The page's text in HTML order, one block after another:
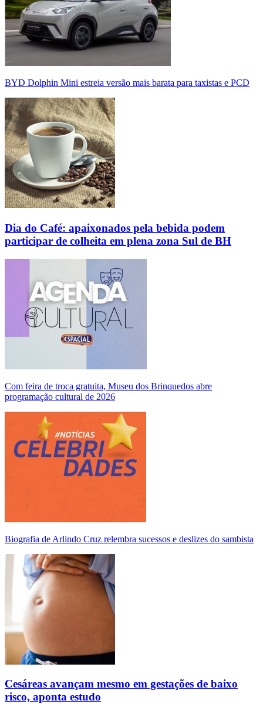
BYD Dolphin Mini estreia versão mais barata para taxistas e PCD
Dia do Café: apaixonados pela bebida podem
participar de colheita em plena zona Sul de BH
Com feira de troca gratuita, Museu dos Brinquedos abre
programação cultural de 2026
Biografia de Arlindo Cruz relembra sucessos e deslizes do sambista
Cesáreas avançam mesmo em gestações de baixo
risco, aponta estudo